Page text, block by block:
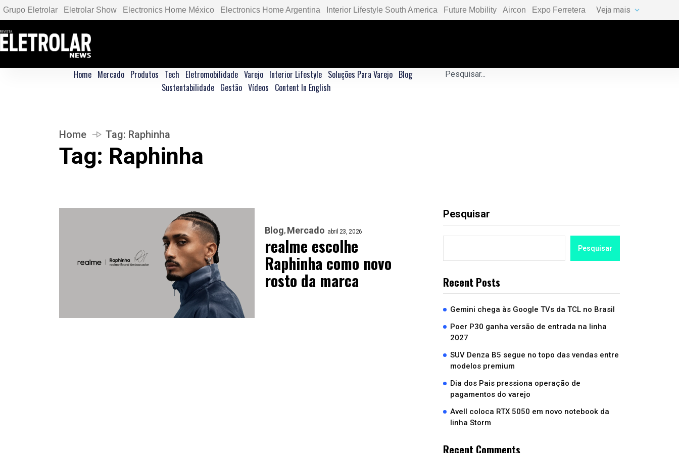
Grupo Eletrolar Eletrolar Show Electronics Home México Electronics Home Argentina Interior Lifestyle South America Future Mobility Aircon Expo Ferretera Veja mais
Home Mercado Produtos Tech Eletromobilidade Varejo Interior Lifestyle Soluções Para Varejo Blog
Sustentabilidade Gestão Vídeos Content In English
Home Tag: Raphinha
Tag: Raphinha
Blog Mercado abril 23, 2026
realme escolhe
Raphinha como novo
rosto da marca
Pesquisar
Pesquisar
Recent Posts
Gemini chega às Google TVs da TCL no Brasil
Poer P30 ganha versão de entrada na linha
2027
SUV Denza B5 segue no topo das vendas entre
modelos premium
Dia dos Pais pressiona operação de
pagamentos do varejo
Avell coloca RTX 5050 em novo notebook da
linha Storm
Recent Comments